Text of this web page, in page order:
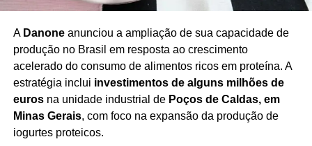
aviação civil no Brasil.
Redação Saiba+
A Danoneanunciou a ampliação de sua capacidade de
produção no Brasil em resposta ao crescimento
acelerado do consumo de alimentos ricos em proteína. A
estratégia inclui investimentos de alguns milhões de
eurosna unidade industrial de Poços de Caldas, em
Minas Gerais, com foco na expansão da produção de
iogurtes proteicos.